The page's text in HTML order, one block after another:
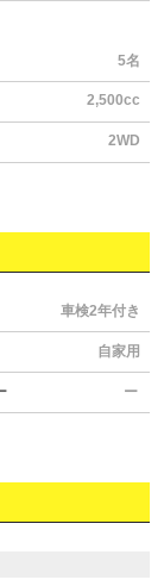
5名
2,500cc
2WD
車検2年付き
自家用
ー